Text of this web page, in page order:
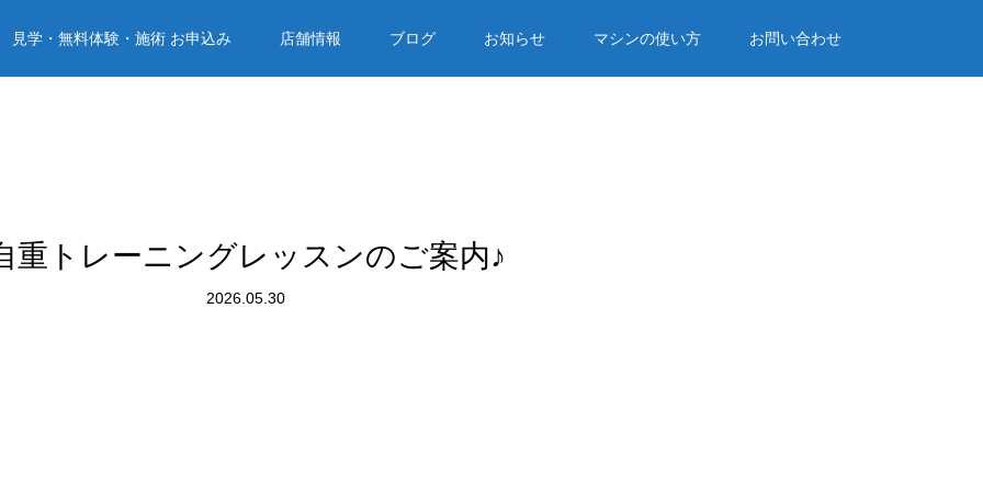
見学・無料体験・施術 お申込み 店舗情報 ブログ お知らせ マシンの使い方 お問い合わせ
重トレーニングレッスンのご案内♪
2026.05.30